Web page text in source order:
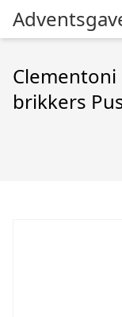
Clementoni
brikkers